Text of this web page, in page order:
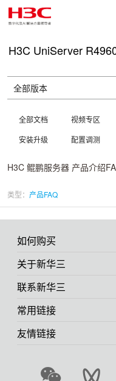
H3C UniServer
全部文档 视频专区
安装升级
配置调测
H3C 鲲鹏服务器 产品介绍
类型： 产品FAQ
如何购买
关于新华三
联系新华三
常用链接
友情链接